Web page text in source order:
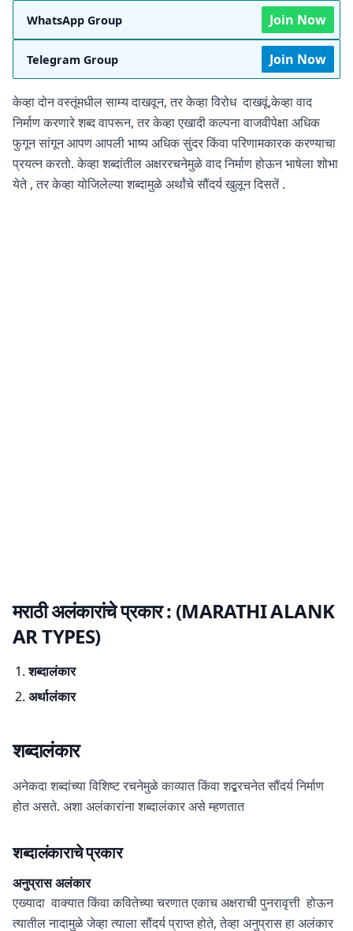
WhatsApp Group Join Now
Telegram Group Join Now
केव्हा दोन वस्तूंमधील साम्य दाखवून, तर केव्हा विरोध दाखवूं,केव्हा वाद
निर्माण करणारे शब्द वापरून, तर केव्हा एखादी कल्पना वाजवीपेक्षा अधिक
फुगून सांगून आपण आपली भाष्य अधिक सुंदर किंवा परिणामकारक करण्याचा
प्रयत्न करतो. केव्हा शब्दांतील अक्षररचनेमुळे वाद निर्माण होऊन भाषेला शोभा
येते , तर केव्हा योजिलेल्या शब्दामुळे अर्थांचे सौंदर्य खुलून दिसतें .
मराठी अलंकारांचे प्रकार : (MARATHI ALANK
AR TYPES)
शब्दालंकार
अर्थालंकार
शब्दालंकार
अनेकदा शब्दांच्या विशिष्ट रचनेमुळे काव्यात किंवा शद्बरचनेत सौंदर्य निर्माण
होत असते. अशा अलंकारांना शब्दालंकार असे म्हणतात
शब्दालंकाराचे प्रकार
अनुप्रासअलंकार
एख्यादा वाक्यात किंवा कवितेच्या चरणात एकाच अक्षराची पुनरावृत्ती होऊन
त्यातील नादामुळे जेव्हा त्याला सौंदर्य प्राप्त होते, तेव्हा अनुप्रास हा अलंकार